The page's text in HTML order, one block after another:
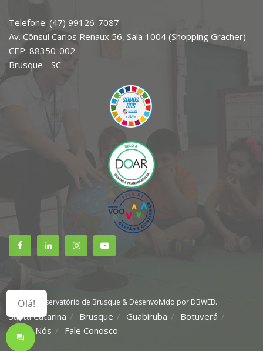
Telefone: (47) 99126-7087
Av. Cônsul Carlos Renaux 56, Sala 1004 (Shopping Gracher)
CEP: 88350-002
Brusque - SC
© 2021 Observatório de Brusque & Desenvolvido por DBWEB.
Santa Catarina Brusque Guabiruba
Botuverá
Sobre Nós
Fale Conosco
Olá!